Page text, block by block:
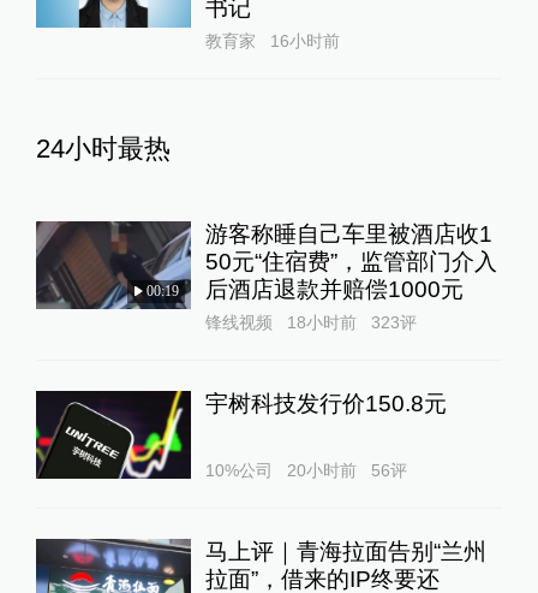
书记
教育家 16小时前
24小时最热
00:19
游客称睡自己车里被酒店收1
50元“住宿费”，监管部门介入
后酒店退款并赔偿1000元
锋线视频 18小时前 323评
宇树科技发行价150.8元
10%公司 20小时前 56评
马上评｜青海拉面告别“兰州
拉面”，借来的IP终要还